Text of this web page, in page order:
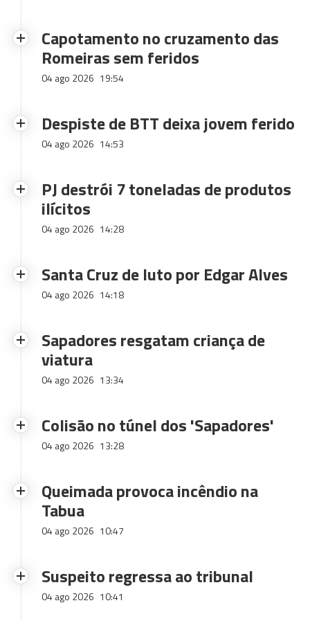
Capotamento no cruzamento das
Romeiras sem feridos
04 ago 2026 19:54
Despiste de BTT deixa jovem ferido
04 ago 2026 14:53
PJ destrói 7 toneladas de produtos
ilícitos
04 ago 2026 14:28
Santa Cruz de luto por Edgar Alves
04 ago 2026 14:18
Sapadores resgatam criança de
viatura
04 ago 2026 13:34
Colisão no túnel dos 'Sapadores'
04 ago 2026 13:28
Queimada provoca incêndio na
Tabua
04 ago 2026 10:47
Suspeito regressa ao tribunal
04 ago 2026 10:41